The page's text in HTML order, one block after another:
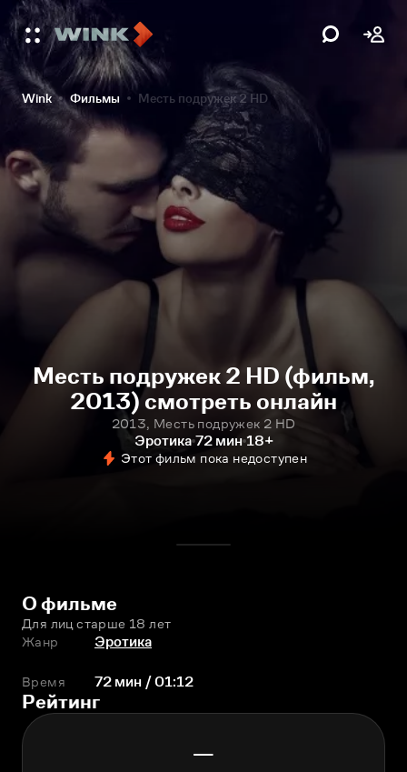
Wink Фильмы Месть подружек 2 HD
Месть подружек 2 HD (фильм,
2013) смотреть онлайн
2013, Месть подружек 2 HD
Эротика 72 мин 18+
Этот фильм пока недоступен
О фильме
Для лиц старше 18 лет
Жанр
Эротика
Время 72 мин / 01:12
Рейтинг
—